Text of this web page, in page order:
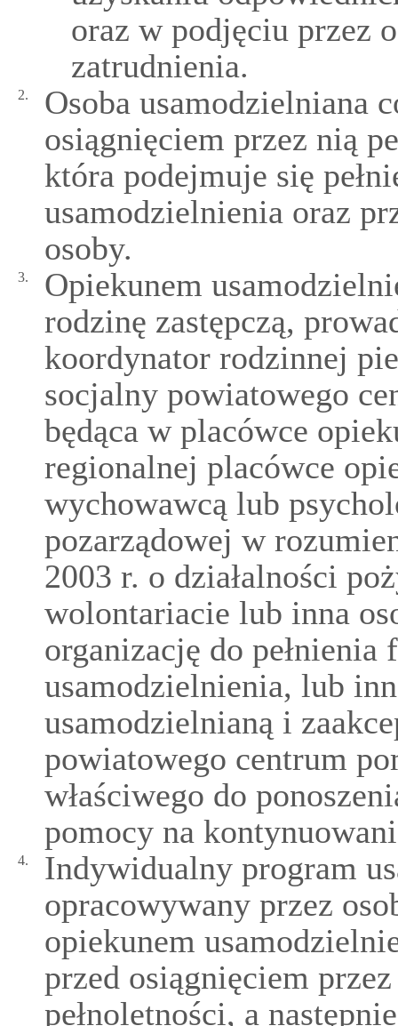
oraz w podjęciu przez
zatrudnienia.
2.
Osoba usamodzielniana
osiągnięciem przez nią
która podejmuje się
usamodzielnienia oraz
osoby.
3.
Opiekunem
rodzinę zastępczą,
koordynator rodzinnej
socjalny powiatowego
będąca w placówce
regionalnej placówce
wychowawcą lub
pozarządowej w
2003 r. o działalności
wolontariacie lub inna
organizację do
usamodzielnienia, lub
usamodzielnianą i
powiatowego centrum
właściwego do
pomocy na
4.
Indywidualny program
opracowywany przez
opiekunem
przed osiągnięciem
pełnoletności, a